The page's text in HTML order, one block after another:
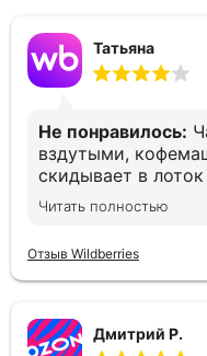
Татьяна
Не понравилось:
вздутыми,
скидывает в
остаёшься без
Читать полностью
Отзыв Wildberries
Дмитрий Р.